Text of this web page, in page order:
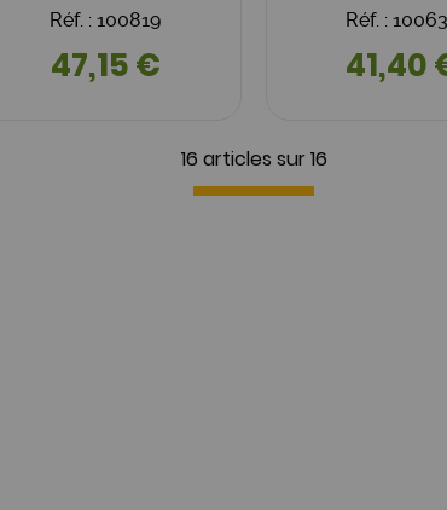
Réf. : 100819
47,15 €
Réf. :
41,40
16 articles sur 16